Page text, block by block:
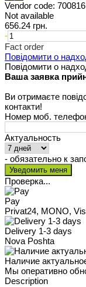
Vendor code: 700816
Not available
656.24 грн.
-
Fact order
Повідомити о
Повідомити о
Ваша заявка
Ви отримаєте
контакти!
Номер моб.
Актуальность
- обязательно к
Проверка...
Pay
Privat24, MONO,
Delivery 1-3 days
Nova Poshta
Наличие
Мы оперативно
Description